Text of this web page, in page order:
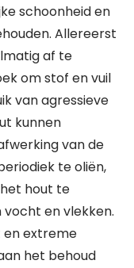
schoonheid en
Allereerst
af te
om stof en vuil
van agressieve
kunnen
van de
te oliën,
hout te
en vlekken.
en extreme
het behoud